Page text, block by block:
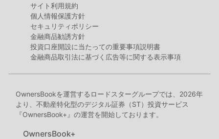
サイト利用規約
個人情報保護方針
セキュリティポリシー
金融商品勧誘方針
投資口座開設に当たっての重要事項説明書
金融商品取引法に基づく広告等に関する表示事項
OwnersBookを運営するロードスターグループでは、2026年
より、不動産特化型のデジタル証券（ST）投資サービス
『OwnersBook+』の運営を開始しております。
OwnersBook+